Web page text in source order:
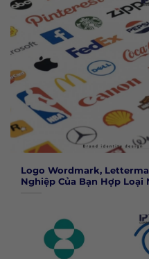
Logo Wordmark,
Nghiệp Của Bạn Hợp Loại